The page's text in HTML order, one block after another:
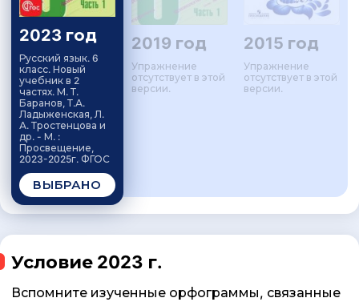
2023 год
Русский язык. 6
класс. Новый
учебник в 2
частях. М. Т.
Баранов, Т.А.
Ладыженская, Л.
А. Тростенцова и
др. - М. :
Просвещение,
2023-2025г. ФГОС
ВЫБРАНО
2019 год
Упражнение
отсутствует в этой
версии.
2015 год
Упражнение
отсутствует в этой
версии.
Условие 2023 г.
Вспомните изученные орфограммы, связанные